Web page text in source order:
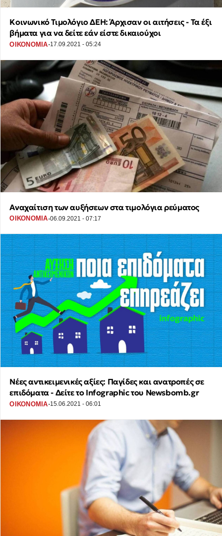
Κοινωνικό Τιμολόγιο ΔΕΗ: Άρχισαν οι αιτήσεις - Τα έξι
βήματα για να δείτε εάν είστε δικαιούχοι
ΟΙΚΟΝΟΜΙΑ·17.09.2021 - 05:24
Αναχαίτιση των αυξήσεων στα τιμολόγια ρεύματος
ΟΙΚΟΝΟΜΙΑ·06.09.2021 - 07:17
Νέες αντικειμενικές αξίες: Παγίδες και ανατροπές σε
επιδόματα - Δείτε το Infographic του Newsbomb.gr
ΟΙΚΟΝΟΜΙΑ·15.06.2021 - 06:01